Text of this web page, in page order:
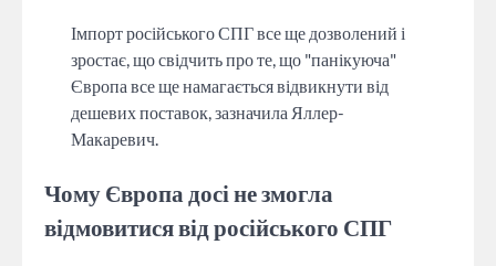
Імпорт російського СПГ все ще дозволений і
зростає, що свідчить про те, що "панікуюча"
Європа все ще намагається відвикнути від
дешевих поставок, зазначила Яллер-
Макаревич.
Чому Європа досі не змогла
відмовитися від російського СПГ